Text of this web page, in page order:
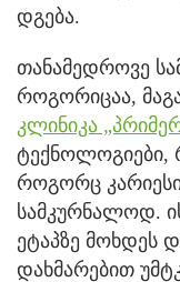
დგება.
თანამედროვე
როგორიცაა,
კლინიკა
ტექნოლოგიები,
როგორც
სამკურნალოდ.
ეტაპზე მოხდეს
დახმარებით